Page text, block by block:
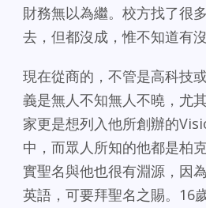
財務無以為繼。校方找了很
去，但都沒成，惟不知道有
現在從商的，不管是高科技
義是無人不知無人不曉，尤
家更是想列入他所創辦的
中，而眾人所知的他都是柏
實聖名與他也很有淵源，因
英語，可要拜聖名之賜。16